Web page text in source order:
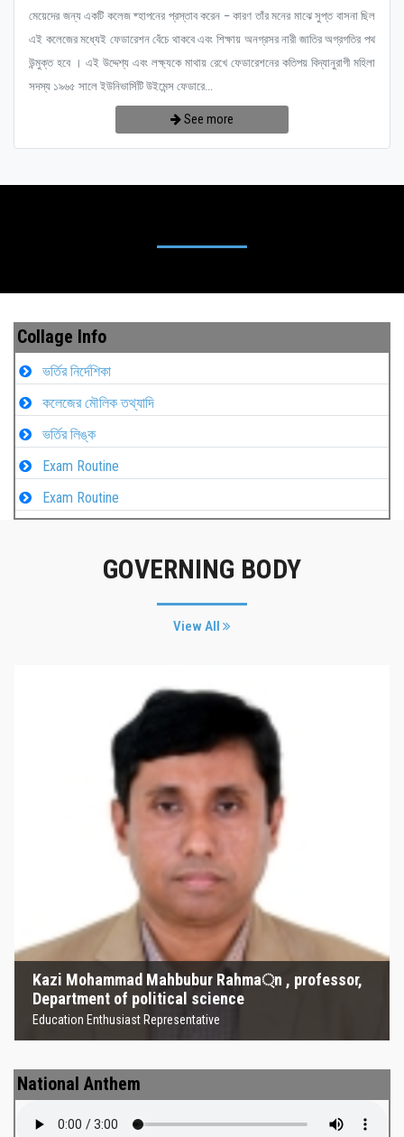
মেয়েদের জন্য একটি কলেজ ষ্হাপনের প্রস্তাব করেন – কারণ তাঁর মনের মাঝে সুপ্ত বাসনা ছিল
এই কলেজের মধ্যেই ফেডারেশন বেঁচে থাকবে এবং শিক্ষায় অনগ্রসর নারী জাতির অগ্রগতির পথ
উন্মুক্ত হবে । এই উদ্দেশ্য এবং লক্ষ্যকে মাথায় রেখে ফেডারেশনের কতিপয় বিদ্যানুরাগী মহিলা
সদস্য ১৯৬৫ সালে ইউনিভার্সিটি উইমেন্স ফেডারে...
See more
Collage Info
ভর্তির নির্দেশিকা
কলেজের মৌলিক তথ্যাদি
ভর্তির লিঙ্ক
Exam Routine
Exam Routine
GOVERNING BODY
View All
Kazi Mohammad Mahbubur Rahma্‌n , professor,
Department of political science
Education Enthusiast Representative
Kazi Mohammad Mahbubur
Rahma্‌n , professor, Department
of political science
Education Enthusiast Representative
National Anthem